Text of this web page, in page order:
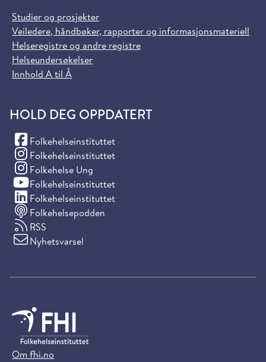
Studier og prosjekter
Veiledere, håndbøker, rapporter og informasjonsmateriell
Helseregistre og andre registre
Helseundersøkelser
Innhold A til Å
HOLD DEG OPPDATERT
Folkehelseinstituttet
(Facebook)
Folkehelseinstituttet
(Instagram)
Folkehelse Ung
(Instagram)
Folkehelseinstituttet
(YouTube)
Folkehelseinstituttet
(LinkedIn)
Folkehelsepodden
RSS
Nyhetsvarsel
Om fhi.no